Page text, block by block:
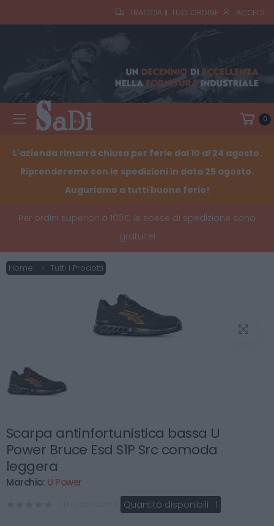
TRACCIA IL TUO ORDINE ACCEDI
Toggle mobile menu 0
L'azienda rimarrà chiusa per ferie dal 10 al 24 agosto.
Riprenderemo con le spedizioni in data 25 agosto.
Auguriamo a tutti buone ferie!
Per ordini superiori a 100€ le spese di spedizione sono
gratuite!
Home Tutti I Prodotti
Scarpa antinfortunistica bassa U
Power Bruce Esd S1P Src comoda
leggera
Marchio: U Power
Quantità disponibili : 1